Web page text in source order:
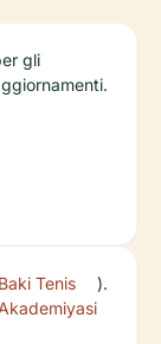
gli
Baki Tenis
Akademiyasi
).